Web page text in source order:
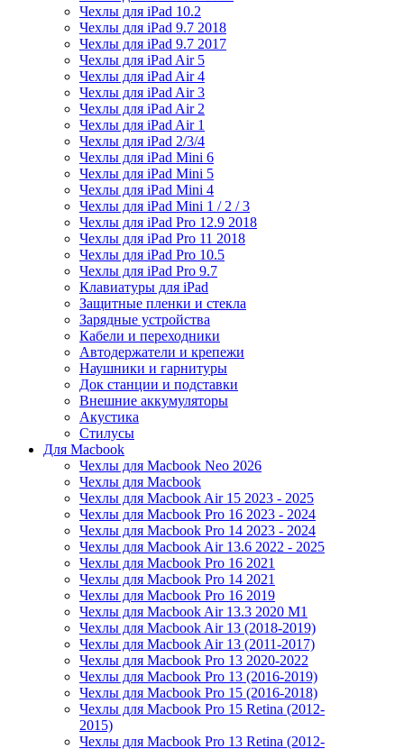
Чехлы для iPad 10.2
Чехлы для iPad 9.7 2018
Чехлы для iPad 9.7 2017
Чехлы для iPad Air 5
Чехлы для iPad Air 4
Чехлы для iPad Air 3
Чехлы для iPad Air 2
Чехлы для iPad Air 1
Чехлы для iPad 2/3/4
Чехлы для iPad Mini 6
Чехлы для iPad Mini 5
Чехлы для iPad Mini 4
Чехлы для iPad Mini 1 / 2 / 3
Чехлы для iPad Pro 12.9 2018
Чехлы для iPad Pro 11 2018
Чехлы для iPad Pro 10.5
Чехлы для iPad Pro 9.7
Клавиатуры для iPad
Защитные пленки и стекла
Зарядные устройства
Кабели и переходники
Автодержатели и крепежи
Наушники и гарнитуры
Док станции и подставки
Внешние аккумуляторы
Акустика
Стилусы
Для Macbook
Чехлы для Macbook Neo 2026
Чехлы для Macbook
Чехлы для Macbook Air 15 2023 - 2025
Чехлы для Macbook Pro 16 2023 - 2024
Чехлы для Macbook Pro 14 2023 - 2024
Чехлы для Macbook Air 13.6 2022 - 2025
Чехлы для Macbook Pro 16 2021
Чехлы для Macbook Pro 14 2021
Чехлы для Macbook Pro 16 2019
Чехлы для Macbook Air 13.3 2020 M1
Чехлы для Macbook Air 13 (2018-2019)
Чехлы для Macbook Air 13 (2011-2017)
Чехлы для Macbook Pro 13 2020-2022
Чехлы для Macbook Pro 13 (2016-2019)
Чехлы для Macbook Pro 15 (2016-2018)
Чехлы для Macbook Pro 15 Retina (2012-
2015)
Чехлы для Macbook Pro 13 Retina (2012-